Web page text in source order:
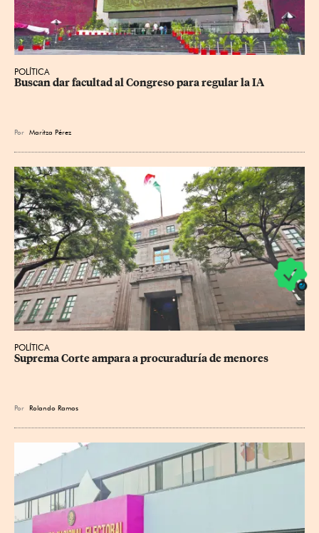
POLÍTICA
Buscan dar facultad al Congreso para regular la IA
Por Maritza Pérez
POLÍTICA
Suprema Corte ampara a procuraduría de menores
Por Rolando Ramos